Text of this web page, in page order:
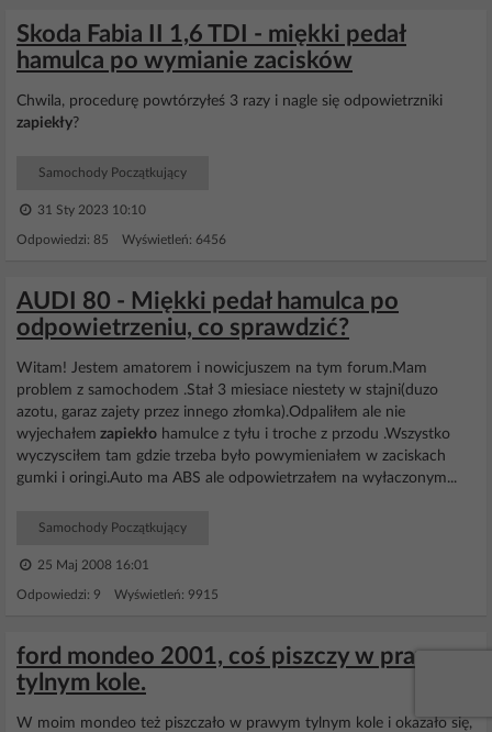
Skoda Fabia II 1,6 TDI - miękki pedał
hamulca po wymianie zacisków
Chwila, procedurę powtórzyłeś 3 razy i nagle się odpowietrzniki
zapiekły?
Samochody Początkujący
31 Sty 2023 10:10
Odpowiedzi: 85 Wyświetleń: 6456
AUDI 80 - Miękki pedał hamulca po
odpowietrzeniu, co sprawdzić?
Witam! Jestem amatorem i nowicjuszem na tym forum.Mam
problem z samochodem .Stał 3 miesiace niestety w stajni(duzo
azotu, garaz zajety przez innego złomka).Odpaliłem ale nie
wyjechałem zapiekło hamulce z tyłu i troche z przodu .Wszystko
wyczysciłem tam gdzie trzeba było powymieniałem w zaciskach
gumki i oringi.Auto ma ABS ale odpowietrzałem na wyłaczonym...
Samochody Początkujący
25 Maj 2008 16:01
Odpowiedzi: 9 Wyświetleń: 9915
ford mondeo 2001, coś piszczy w prawym
tylnym kole.
W moim mondeo też piszczało w prawym tylnym kole i okazało się,